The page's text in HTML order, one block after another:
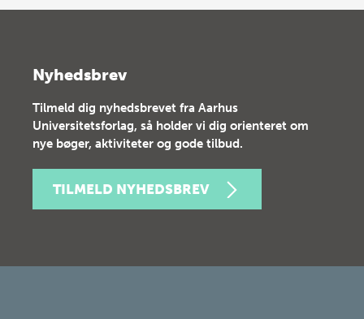
Nyhedsbrev
Tilmeld dig nyhedsbrevet fra Aarhus
Universitetsforlag, så holder vi dig orienteret om
nye bøger, aktiviteter og gode tilbud.
TILMELD NYHEDSBREV